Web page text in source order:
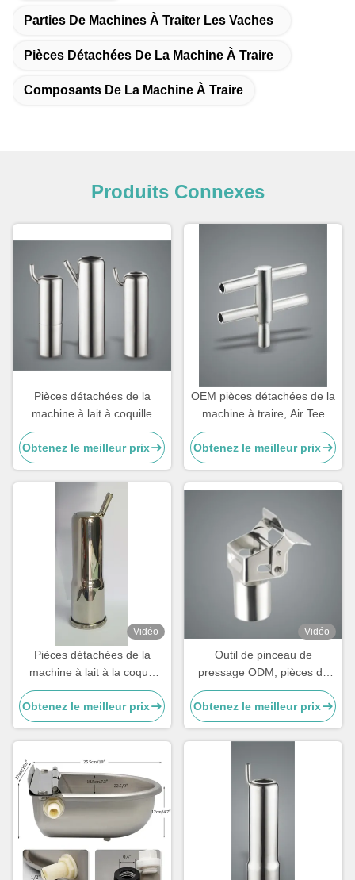
Parties De Machines À Traiter Les Vaches
Pièces Détachées De La Machine À Traire
Composants De La Machine À Traire
Produits Connexes
Pièces détachées de la
machine à lait à coquille
250g personnalisables en
bouteille pour chèvre
Obtenez le meilleur prix
OEM pièces détachées de la
machine à traire, Air Tee
composants de la machine à
traire
Obtenez le meilleur prix
Vidéo
Pièces détachées de la
machine à lait à la coque
200g sur mesure pour les
tasses de thé.
Obtenez le meilleur prix
Vidéo
Outil de pinceau de
pressage ODM, pièces de
machine de traite en acier
inoxydable pour vaches
Obtenez le meilleur prix